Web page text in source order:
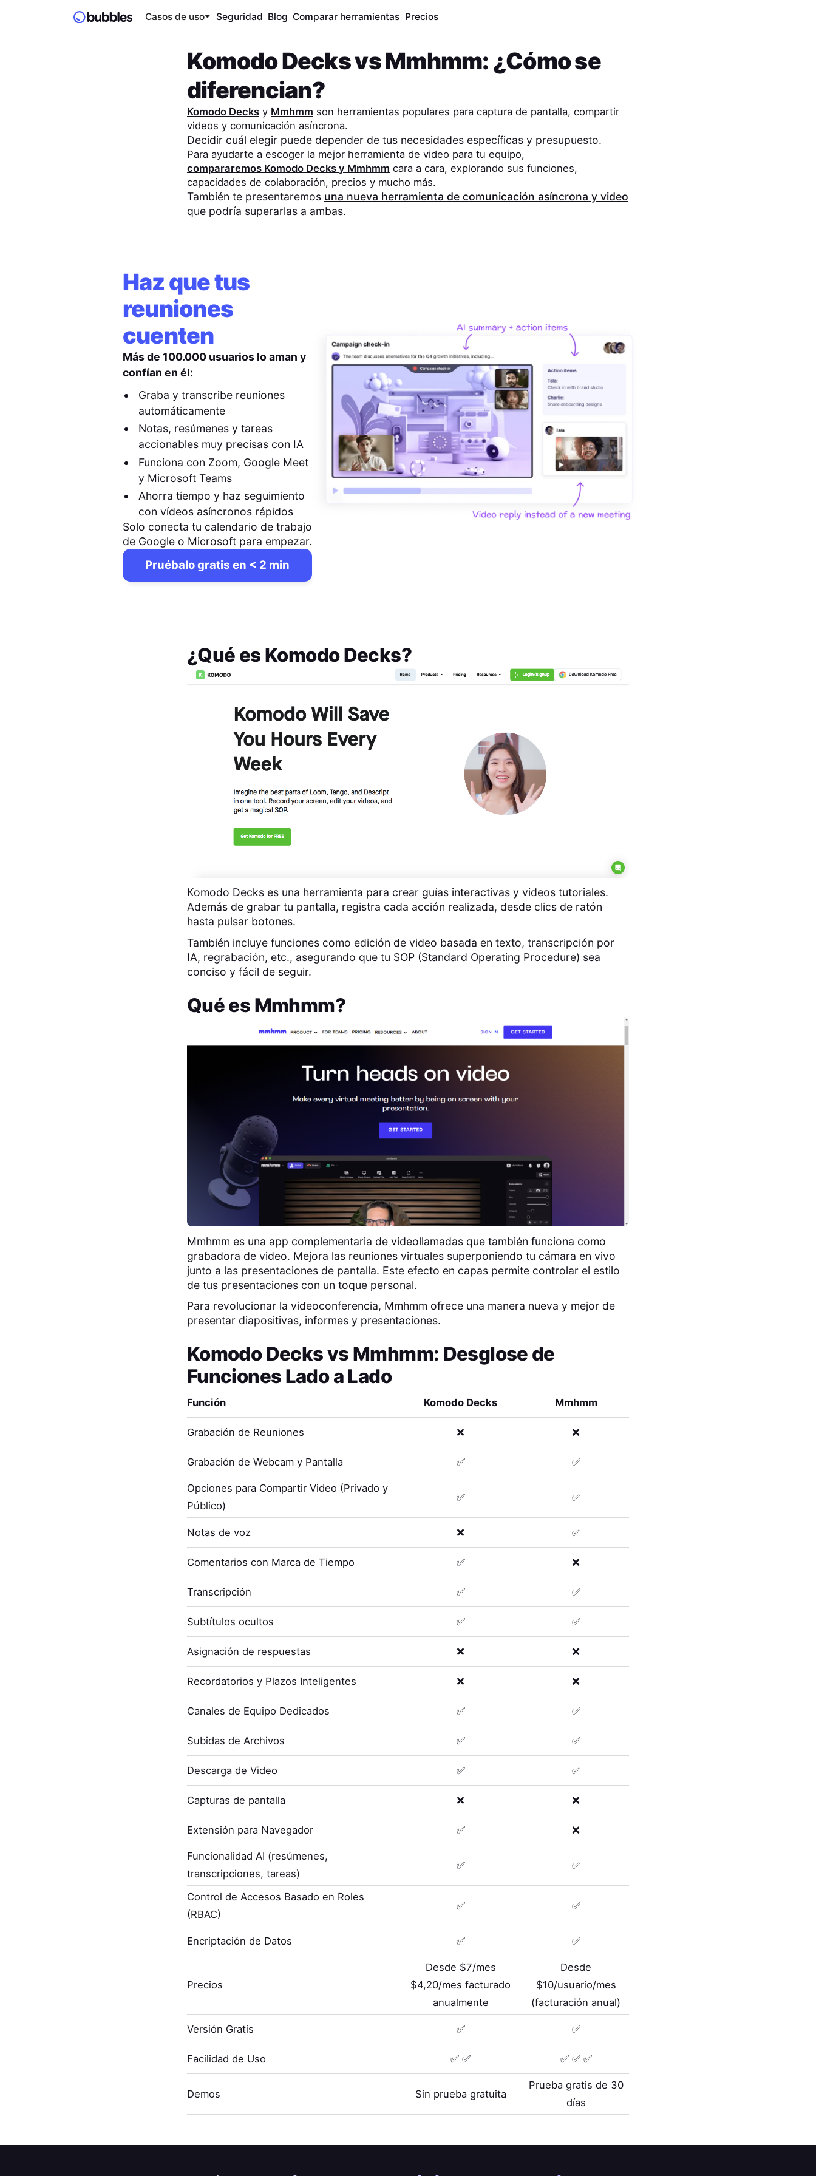
Casos de uso Seguridad Blog Comparar herramientas Precios
Komodo DecksvsMmhmm: ¿Cómo se
diferencian?
Komodo Decksy Mmhmm son herramientas populares para captura de pantalla, compartir
videos y comunicación asíncrona.
Decidir cuál elegir puede depender de tus necesidades específicas y presupuesto.
Para ayudarte a escoger la mejor herramienta de video para tu equipo,
compararemos Komodo Decksy Mmhmm cara a cara, explorando sus funciones,
capacidades de colaboración, precios y mucho más.
También te presentaremos una nueva herramienta de comunicación asíncrona y video
que podría superarlas a ambas.
Haz que tus
reuniones
cuenten
Más de 100.000 usuarios lo aman y
confían en él:
Graba y transcribe reuniones
automáticamente
Notas, resúmenes y tareas
accionables muy precisas con IA
Funciona con Zoom, Google Meet
y Microsoft Teams
Ahorra tiempo y haz seguimiento
con vídeos asíncronos rápidos
Solo conecta tu calendario de trabajo
de Google o Microsoft para empezar.
Pruébalo gratis en < 2 min
¿Qué es Komodo Decks?
Komodo Decks es una herramienta para crear guías interactivas y videos tutoriales.
Además de grabar tu pantalla, registra cada acción realizada, desde clics de ratón
hasta pulsar botones.
También incluye funciones como edición de video basada en texto, transcripción por
IA, regrabación, etc., asegurando que tu SOP (Standard Operating Procedure) sea
conciso y fácil de seguir.
Qué es Mmhmm?
Mmhmm es una app complementaria de videollamadas que también funciona como
grabadora de video. Mejora las reuniones virtuales superponiendo tu cámara en vivo
junto a las presentaciones de pantalla. Este efecto en capas permite controlar el estilo
de tus presentaciones con un toque personal.
Para revolucionar la videoconferencia, Mmhmm ofrece una manera nueva y mejor de
presentar diapositivas, informes y presentaciones.
Komodo Decksvs Mmhmm: Desglose de
Funciones Lado a Lado
Función Komodo Decks Mmhmm
Grabación de Reuniones ❌ ❌
Grabación de Webcam y Pantalla ✅ ✅
Opciones para Compartir Video (Privado y
Público)
✅ ✅
Notas de voz ❌ ✅
Comentarios con Marca de Tiempo ✅ ❌
Transcripción ✅ ✅
Subtítulos ocultos ✅ ✅
Asignación de respuestas ❌ ❌
Recordatorios y Plazos Inteligentes ❌ ❌
Canales de Equipo Dedicados ✅ ✅
Subidas de Archivos ✅ ✅
Descarga de Video ✅ ✅
Capturas de pantalla ❌ ❌
Extensión para Navegador ✅ ❌
Funcionalidad AI (resúmenes,
transcripciones, tareas)
✅ ✅
Control de Accesos Basado en Roles
(RBAC)
✅ ✅
Encriptación de Datos ✅ ✅
Precios
Desde $7/mes
$4,20/mes facturado
anualmente
Desde
$10/usuario/mes
(facturación anual)
Versión Gratis ✅ ✅
Facilidad de Uso ✅ ✅ ✅ ✅ ✅
Demos Sin prueba gratuita
Prueba gratis de 30
días